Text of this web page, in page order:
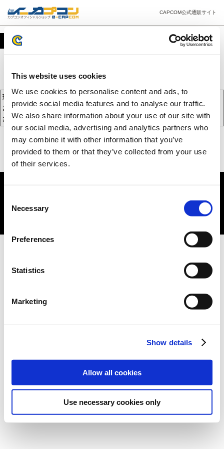
This website uses cookies
We use cookies to personalise content and ads, to
provide social media features and to analyse our traffic.
We also share information about your use of our site with
our social media, advertising and analytics partners who
may combine it with other information that you’ve
provided to them or that they’ve collected from your use
of their services.
Selection
Necessary
Preferences
Statistics
Marketing
Show details
Allow all cookies
Use necessary cookies only
CAPCOM公式通販サイト
カート
現在、カートには商品が入っておりません。
お買い物を続けるには下の 「お買い物を続ける」 をクリックしてく
ださい。